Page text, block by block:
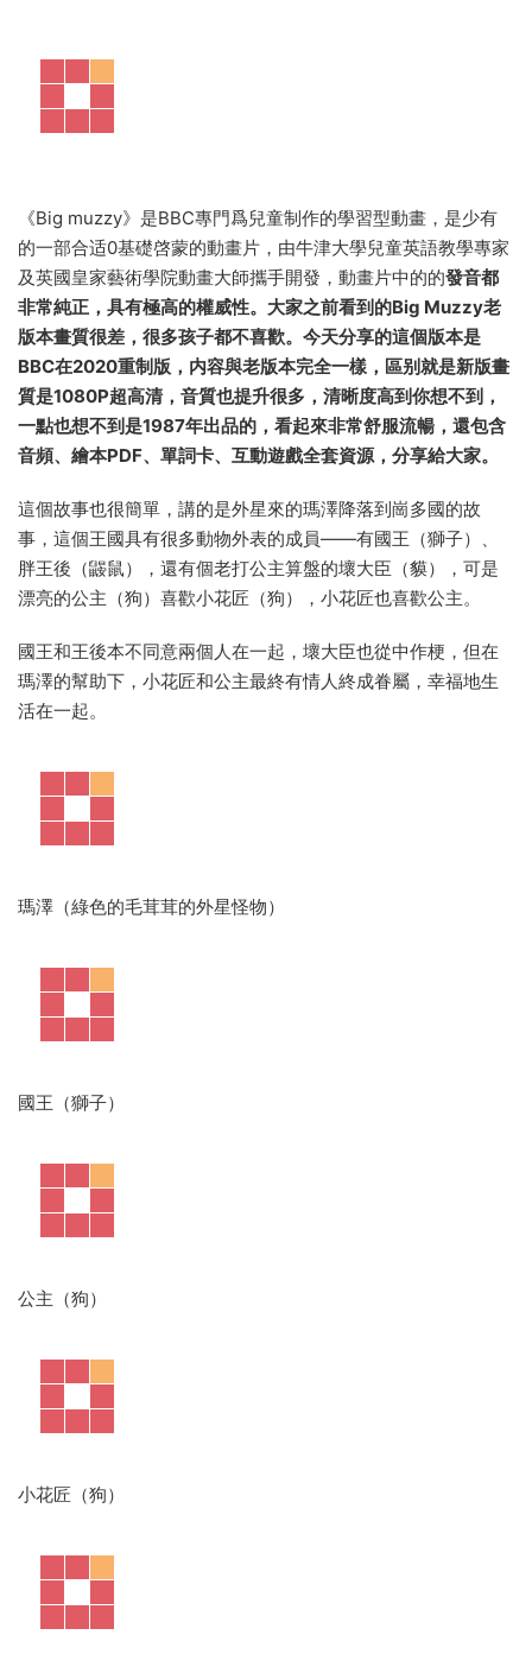
《Big muzzy》是BBC專門爲兒童制作的學習型動畫，是少有
的一部合适0基礎啓蒙的動畫片，由牛津大學兒童英語教學專家
及英國皇家藝術學院動畫大師攜手開發，動畫片中的的發音都
非常純正，具有極高的權威性。大家之前看到的Big Muzzy老
版本畫質很差，很多孩子都不喜歡。今天分享的這個版本是
BBC在2020重制版，内容與老版本完全一樣，區别就是新版畫
質是1080P超高清，音質也提升很多，清晰度高到你想不到，
一點也想不到是1987年出品的，看起來非常舒服流暢，還包含
音頻、繪本PDF、單詞卡、互動遊戲全套資源，分享給大家。
這個故事也很簡單，講的是外星來的瑪澤降落到崗多國的故
事，這個王國具有很多動物外表的成員——有國王（獅子）、
胖王後（鼹鼠），還有個老打公主算盤的壞大臣（貘），可是
漂亮的公主（狗）喜歡小花匠（狗），小花匠也喜歡公主。
國王和王後本不同意兩個人在一起，壞大臣也從中作梗，但在
瑪澤的幫助下，小花匠和公主最終有情人終成眷屬，幸福地生
活在一起。
瑪澤（綠色的毛茸茸的外星怪物）
國王（獅子）
公主（狗）
小花匠（狗）